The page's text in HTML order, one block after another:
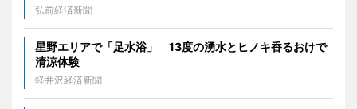
弘前経済新聞
星野エリアで「足水浴」 13度の湧水とヒノキ香るおけで
清涼体験
軽井沢経済新聞